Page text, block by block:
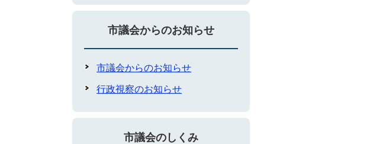
市議会からのお知らせ
市議会からのお知らせ
行政視察のお知らせ
市議会のしくみ